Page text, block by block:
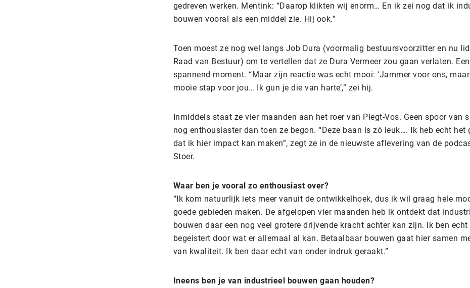
gedreven werken. Mentink: “Daarop klikten wij enorm… En ik zei nog dat ik
bouwen vooral als een middel zie. Hij ook.”
Toen moest ze nog wel langs Job Dura (voormalig bestuursvoorzitter en nu
Raad van Bestuur) om te vertellen dat ze Dura Vermeer zou gaan verlaten. Een
spannend moment. “Maar zijn reactie was echt mooi: ‘Jammer voor ons,
mooie stap voor jou… Ik gun je die van harte’,” zei hij.
Inmiddels staat ze vier maanden aan het roer van Plegt-Vos. Geen spoor van
nog enthousiaster dan toen ze begon. “Deze baan is zó leuk…. Ik heb echt het
dat ik hier impact kan maken”, zegt ze in de nieuwste aflevering van de
Stoer.
Waar ben je vooral zo enthousiast over?
“Ik kom natuurlijk iets meer vanuit de ontwikkelhoek, dus ik wil graag hele
goede gebieden maken. De afgelopen vier maanden heb ik ontdekt dat
bouwen daar een nog veel grotere drijvende kracht achter kan zijn. Ik ben echt
begeistert door wat er allemaal al kan. Betaalbaar bouwen gaat hier samen
van kwaliteit. Ik ben daar echt van onder indruk geraakt.”
Ineens ben je van industrieel bouwen gaan houden?